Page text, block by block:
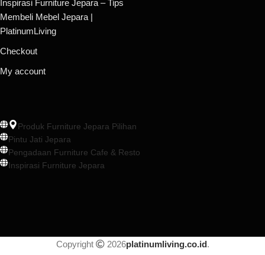
Inspirasi Furniture Jepara – Tips
Membeli Mebel Jepara |
PlatinumLiving
Checkout
My account
Produk Furniture Jepara Pilihan
Pintu Jati Jepara
Pengadaan Furniture Cafe & Resto
Inspirasi Furniture Jepara
Copyright 2026platinumliving.co.id.